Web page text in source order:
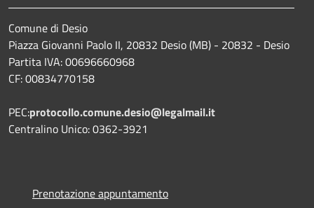
Comune di Desio
Piazza Giovanni Paolo II, 20832 Desio (MB) - 20832 - Desio
Partita IVA: 00696660968
CF: 00834770158
PEC:protocollo.comune.desio@legalmail.it
Centralino Unico: 0362-3921
Prenotazione appuntamento